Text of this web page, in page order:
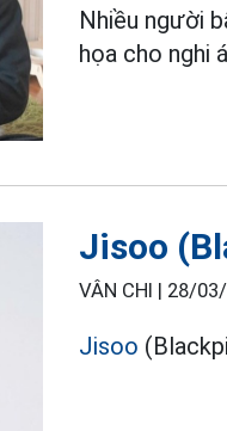
Nhiều người
họa cho nghi
Jisoo
VÂN CHI | 28/
Jisoo